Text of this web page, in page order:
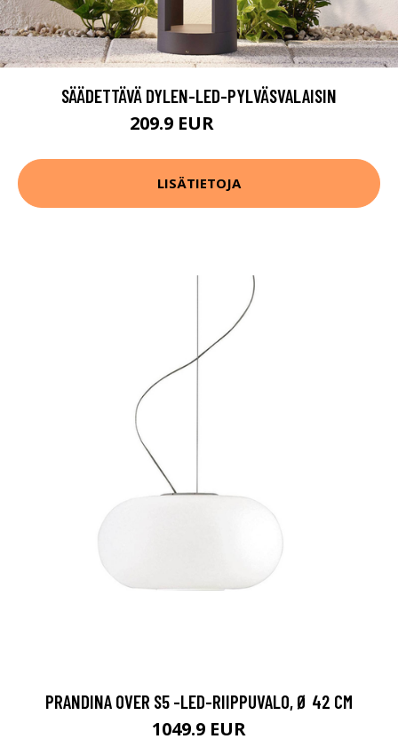
SÄÄDETTÄVÄ DYLEN-LED-PYLVÄSVALAISIN
209.9 EUR
LISÄTIETOJA
PRANDINA OVER S5 -LED-RIIPPUVALO, Ø 42 CM
1049.9 EUR